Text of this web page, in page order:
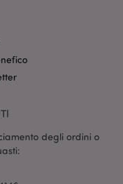
degli ordini o